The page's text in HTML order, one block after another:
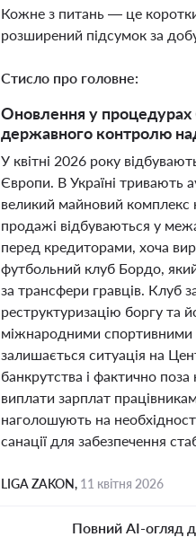
Кожне з питань — це
розширений підсумок за
Стисло про головне:
Оновлення у процедурах
державного контролю
У квітні 2026 року
Європи. В Україні тривають
великий майновий комплекс
продажі відбуваються у
перед кредиторами, хоча
футбольний клуб Бордо,
за трансфери гравців. Клуб
реструктуризацію боргу та
міжнародними спортивними
залишається ситуація на
банкрутства і фактично
виплати зарплат
наголошують на
санації для забезпечення
LIGA ZAKON, 11 квітня 2026
Повний AI-огляд